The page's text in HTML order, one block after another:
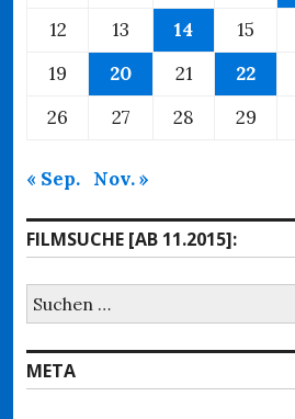
12
13 14 15
19
20 21 22
26
27 28 29
« Sep. Nov. »
FILMSUCHE [AB 11.2015]:
Suchen
nach:
META